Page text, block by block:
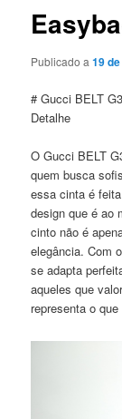
Publicado a19
# Gucci BELT
Detalhe
O Gucci BELT
quem busca
essa cinta é
design que é ao
cinto não é
elegância. Com
se adapta
aqueles que
representa o